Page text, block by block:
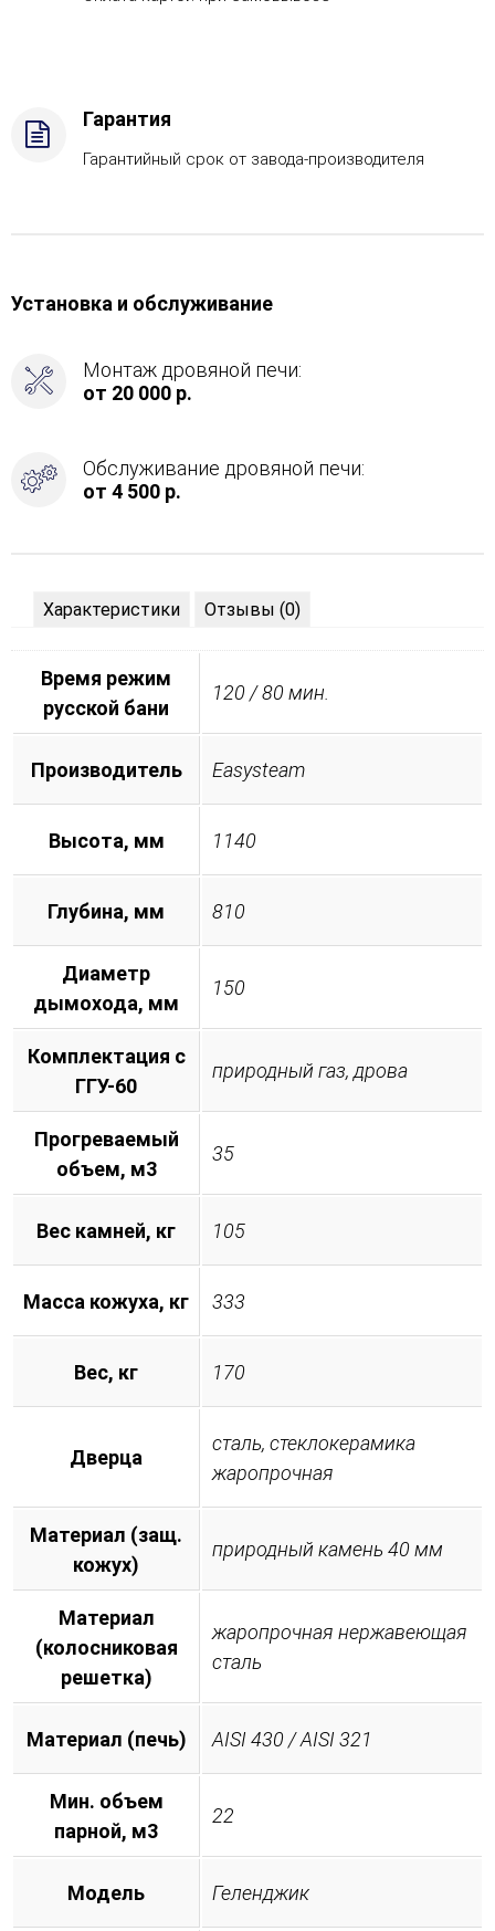
Стандартная
комплектация,
Боковое
Гарантия
Гарантийный срок от завода-производителя
Установка и обслуживание
Монтаж дровяной печи:
от 20 000 р.
Обслуживание дровяной печи:
от 4 500 р.
Характеристики Отзывы (0)
Время режим
русской бани
120 / 80 мин.
Производитель Easysteam
Высота, мм 1140
Глубина, мм 810
Диаметр
дымохода, мм
150
Комплектация с
ГГУ-60
природный газ, дрова
Прогреваемый
объем, м3
35
Вес камней, кг 105
Масса кожуха, кг 333
Вес, кг 170
Дверца
сталь, стеклокерамика
жаропрочная
Материал (защ.
кожух)
природный камень 40 мм
Материал
(колосниковая
решетка)
жаропрочная нержавеющая
сталь
Материал (печь) AISI 430 / AISI 321
Мин. объем
парной, м3
22
Модель Геленджик